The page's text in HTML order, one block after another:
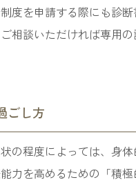
度を申請する際にも診断
相談いただければ専用
ごし方
の程度によっては、身
力を高めるための「積